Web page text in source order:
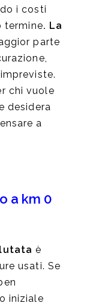
i costi
termine. La
parte
chi vuole
desidera
a
a km 0
è
usati. Se
iniziale